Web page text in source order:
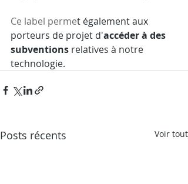
Ce label permet également aux
porteurs de projet d'accéder à des
subventions relatives à notre
technologie.
Posts récents Voir tout